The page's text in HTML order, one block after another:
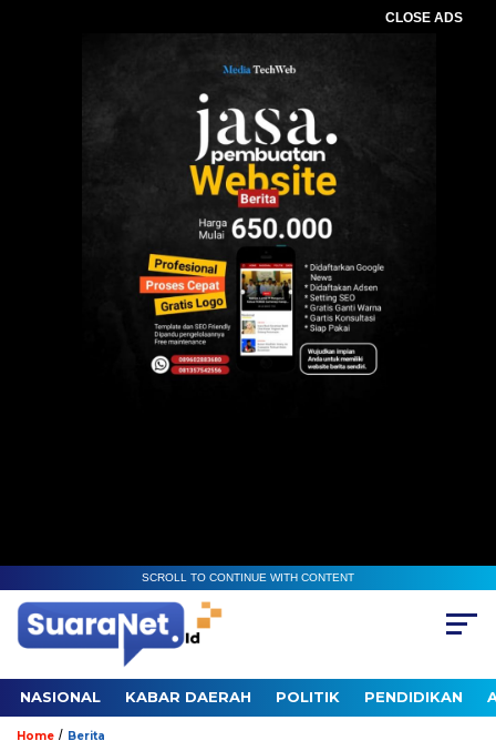
CLOSE ADS
SCROLL TO CONTINUE WITH CONTENT
NASIONAL KABAR DAERAH POLITIK PENDIDIKAN
Home / Berita